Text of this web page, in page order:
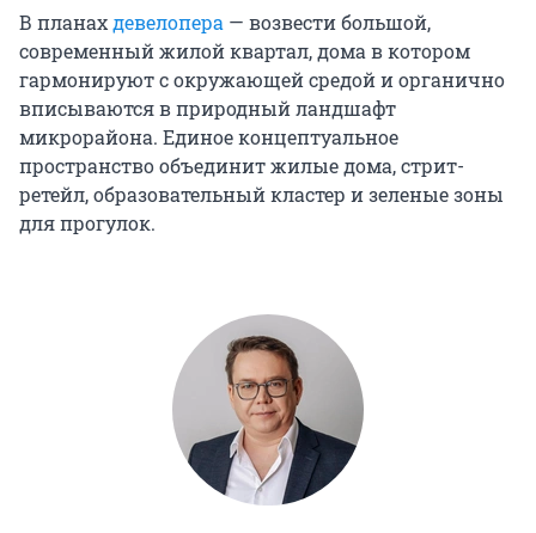
В планахдевелопера — возвести большой,
современный жилой квартал, дома в котором
гармонируют с окружающей средой и органично
вписываются в природный ландшафт
микрорайона. Единое концептуальное
пространство объединит жилые дома, стрит-
ретейл, образовательный кластер и зеленые зоны
для прогулок.